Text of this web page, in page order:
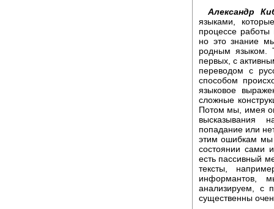
Александр
языками,
процессе
но это знание
родным языком.
первых, с
переводом с
способом
языковое
сложные
Потом мы, имея
высказывания
попадание или
этим ошибкам мы
состоянии сами
есть пассивный
тексты,
информантов,
анализируем, с
существенны